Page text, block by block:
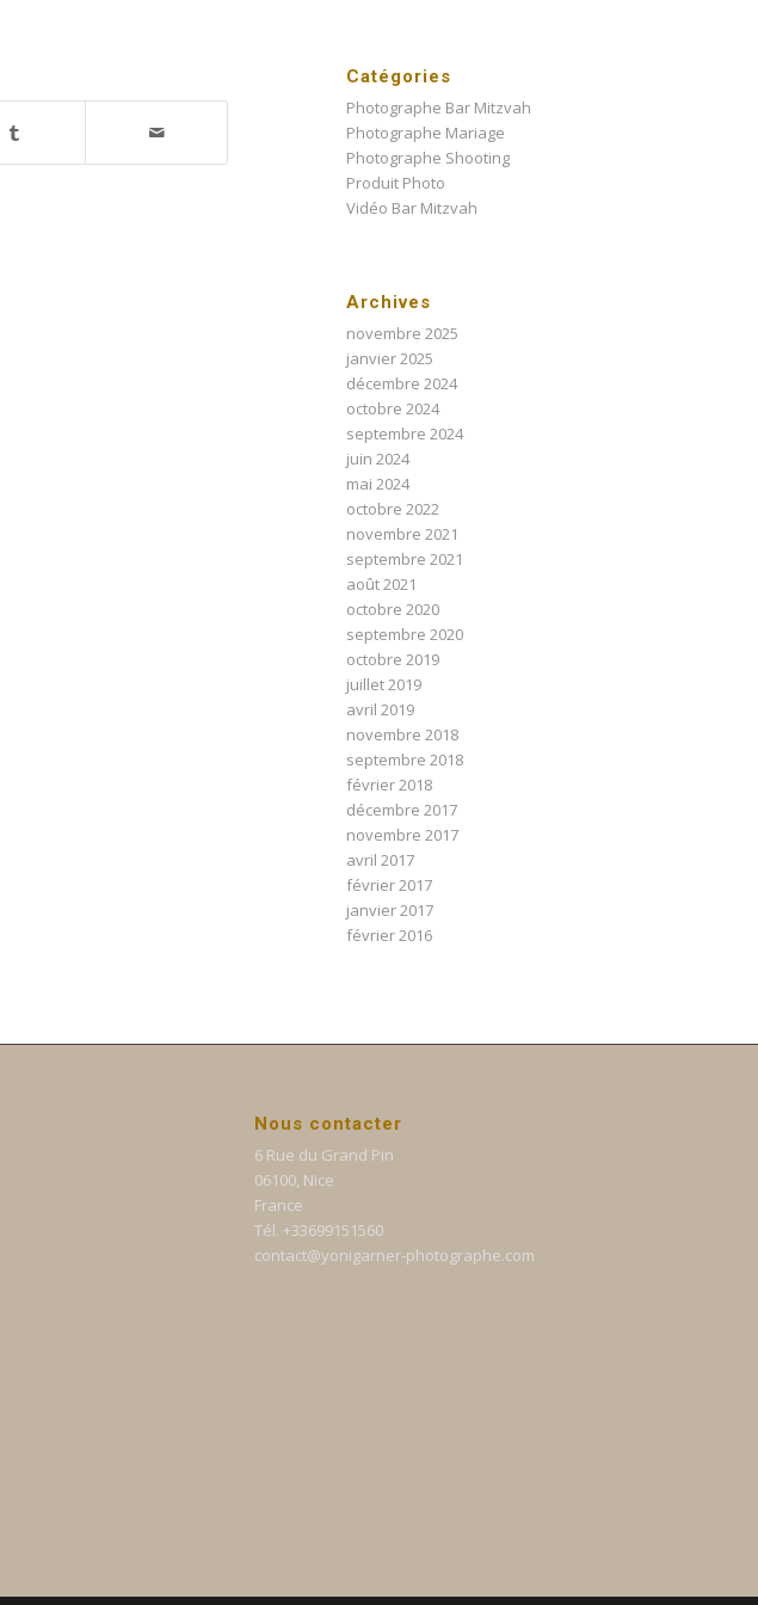
Catégories
Photographe Bar Mitzvah
Photographe Mariage
Photographe Shooting
Produit Photo
Vidéo Bar Mitzvah
Archives
novembre 2025
janvier 2025
décembre 2024
octobre 2024
septembre 2024
juin 2024
mai 2024
octobre 2022
novembre 2021
septembre 2021
août 2021
octobre 2020
septembre 2020
octobre 2019
juillet 2019
avril 2019
novembre 2018
septembre 2018
février 2018
décembre 2017
novembre 2017
avril 2017
février 2017
janvier 2017
février 2016
Nous contacter
6 Rue du Grand Pin
06100, Nice
France
Tél. +33699151560
contact@yonigarner-photographe.com